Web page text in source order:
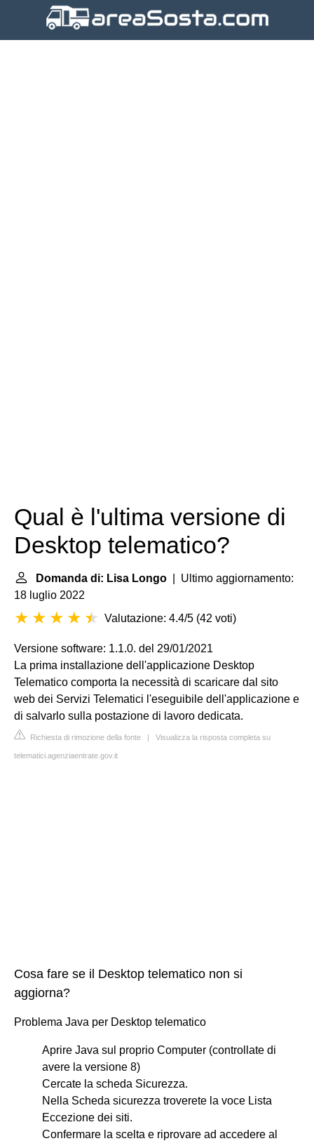
Qual è l'ultima versione di
Desktop telematico?
Domanda di: Lisa Longo | Ultimo aggiornamento:
18 luglio 2022
Valutazione: 4.4/5 (42 voti)
Versione software: 1.1.0. del 29/01/2021
La prima installazione dell'applicazione Desktop
Telematico comporta la necessità di scaricare dal sito
web dei Servizi Telematici l'eseguibile dell'applicazione e
di salvarlo sulla postazione di lavoro dedicata.
Richiesta di rimozione della fonte | Visualizza la risposta completa su
telematici.agenziaentrate.gov.it
Cosa fare se il Desktop telematico non si
aggiorna?
Problema Java per Desktop telematico
Aprire Java sul proprio Computer (controllate di
avere la versione 8)
Cercate la scheda Sicurezza.
Nella Scheda sicurezza troverete la voce Lista
Eccezione dei siti.
Confermare la scelta e riprovare ad accedere al